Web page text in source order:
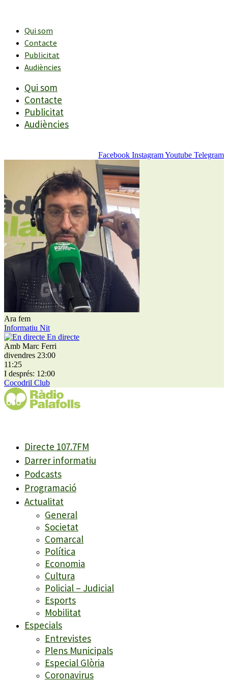
contingutQui som
Contacte
Publicitat
Audiències
Qui som
Contacte
Publicitat
Audiències
Facebook InstagramYoutube Telegram
Ara fem
Informatiu Nit
En directe
Amb Marc Ferri
divendres 23:00
11:25
I després: 12:00
Cocodril Club
Directe 107.7FM
Darrer informatiu
Podcasts
Programació
Actualitat
General
Societat
Comarcal
Política
Economia
Cultura
Policial – Judicial
Esports
Mobilitat
Especials
Entrevistes
Plens Municipals
Especial Glòria
Coronavirus